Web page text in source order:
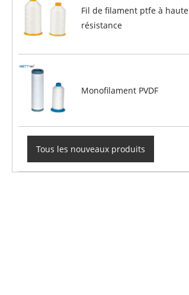
Fil de filament ptfe à haute
résistance
Monofilament PVDF
Tous les nouveaux produits